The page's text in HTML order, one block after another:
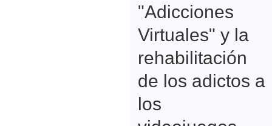
"Adicciones
Virtuales" y la
rehabilitación
de los adictos a
los